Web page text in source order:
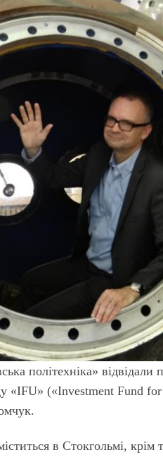
політехніка»
«IFU» («Investment Fund
в Стокгольмі,